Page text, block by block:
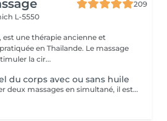
209
L-5550
est une thérapie ancienne et
en Thaïlande. Le massage
la cir...
du corps avec ou sans huile
Attention : Pour réserver deux massages en simultané, il est nécessaire de procéder à deux réservations séparées. Ajouter deux services dans une seule réservation entraînera la programmation des rendez-vous l'un après l'autre, et non en même temps. Si besoin, vous pouvez également nous contacter par téléphone au 691 603 983. Merci !